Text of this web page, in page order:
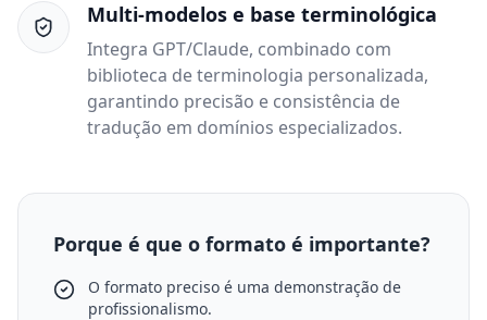
Multi-modelos e base terminológica
Integra GPT/Claude, combinado com
biblioteca de terminologia personalizada,
garantindo precisão e consistência de
tradução em domínios especializados.
Porque é que o formato é importante?
O formato preciso é uma demonstração de
profissionalismo.